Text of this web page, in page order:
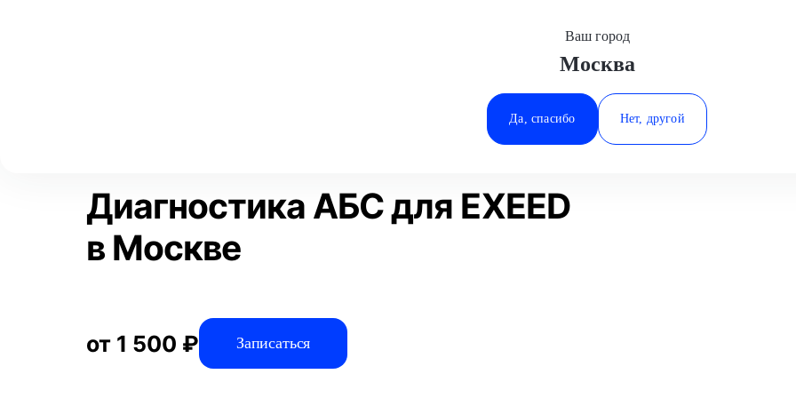
Минеральные Воды
Ростов-на-Дону
Ставрополь
Ваш город
Москва
Да, спасибо Нет, другой
Диагностика АБС EXEED
Статьи
Диагностика АБС для EXEED
в Москве
от 1 500 ₽ Записаться